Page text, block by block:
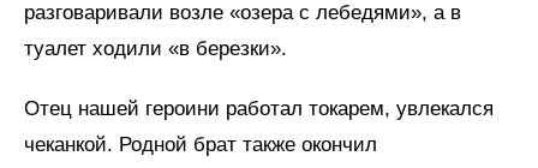
разговаривали возле «озера с лебедями», а в
туалет ходили «в березки».
Отец нашей героини работал токарем, увлекался
чеканкой. Родной брат также окончил